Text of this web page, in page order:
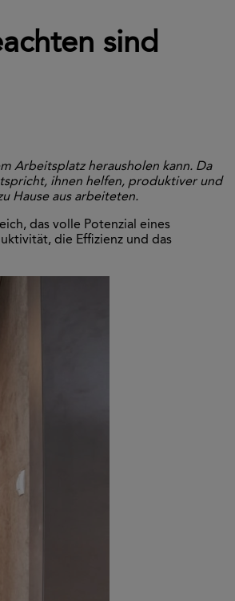
sind
Arbeitsplatz herausholen kann. Da
ihnen helfen, produktiver und
Hause aus arbeiteten.
das volle Potenzial eines
die Effizienz und das